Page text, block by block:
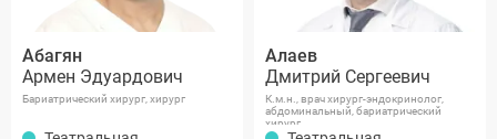
Абагян
Армен Эдуардович
Бариатрический хирург, хирург
Алаев
Дмитрий Сергеевич
К.м.н., врач хирург-эндокринолог,
абдоминальный, бариатрический
хирург.